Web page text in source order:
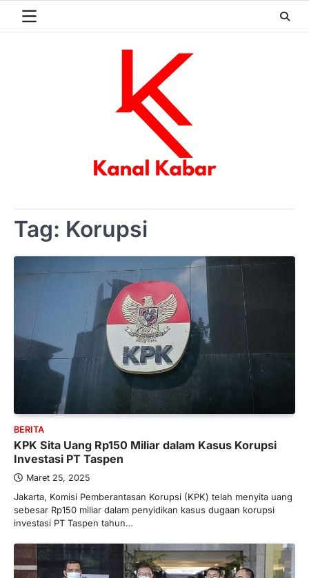
Tag: Korupsi
BERITA
KPK Sita Uang Rp150 Miliar dalam Kasus Korupsi
Investasi PT Taspen
Maret 25, 2025
Jakarta, Komisi Pemberantasan Korupsi (KPK) telah menyita uang
sebesar Rp150 miliar dalam penyidikan kasus dugaan korupsi
investasi PT Taspen tahun…